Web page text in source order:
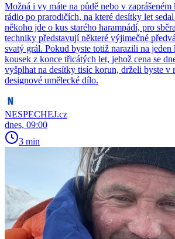
Možná i vy máte na půdě nebo v zaprášeném
rádio po prarodičích, na které desítky let
někoho jde o kus starého harampádí, pro
techniky představují některé výjimečné
svatý grál. Pokud byste totiž narazili na
kousek z konce třicátých let, jehož cena se
vyšplhat na desítky tisíc korun, drželi byste v
designové umělecké dílo.
NESPECHEJ.cz
dnes, 09:00
3 min